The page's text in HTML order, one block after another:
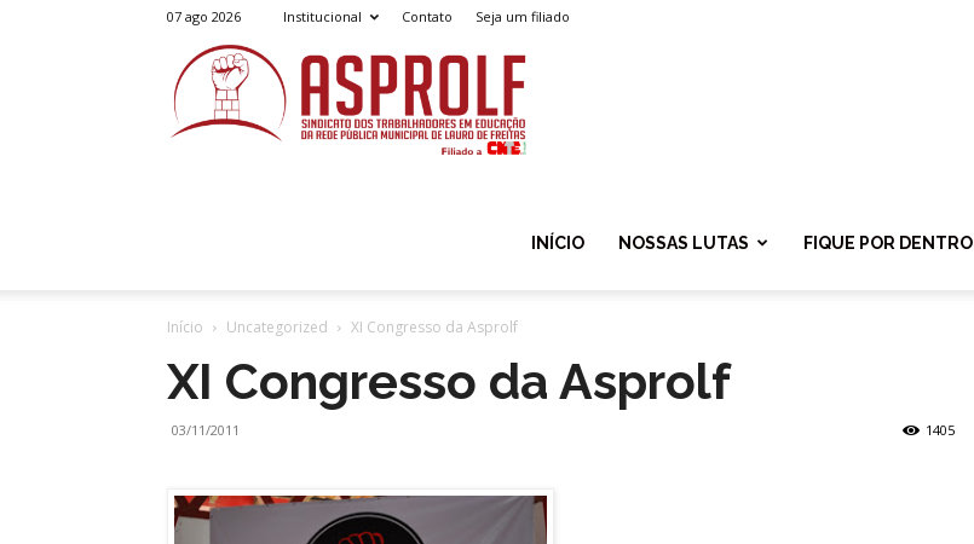
07 ago 2026 Institucional Contato Seja um filiado
INÍCIO NOSSAS LUTAS FIQUE POR DENTRO
Início Uncategorized XI Congresso da Asprolf
XI Congresso da Asprolf
03/11/2011 1405